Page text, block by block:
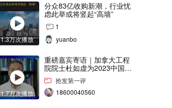
1.3万次播放
分众83亿收购新潮，行业忧
虑此举或将竖起“高墙”
1
yuanbo
1.7万次播放
重磅嘉宾寄语｜加拿大工程
院院士杜如虚为2023中国创
交会打Call！
抢发第一评
18600040560